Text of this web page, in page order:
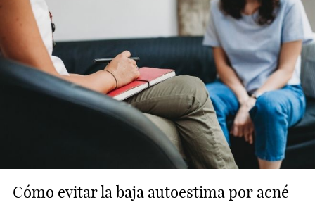
Cómo evitar la baja autoestima por acné